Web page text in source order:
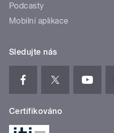
Podcasty
Mobilní aplikace
Sledujte nás
Certifikováno